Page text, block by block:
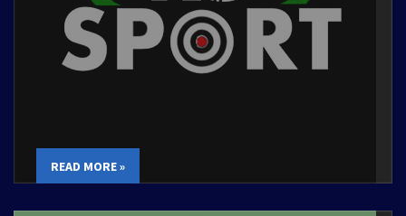
READ MORE »